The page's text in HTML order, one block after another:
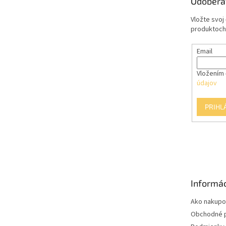
Vložte svoj
Email
údajov
Ako
Obchodné